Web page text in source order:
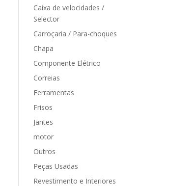
Caixa de velocidades /
Selector
Carroçaria / Para-choques
Chapa
Componente Elétrico
Correias
Ferramentas
Frisos
Jantes
motor
Outros
Peças Usadas
Revestimento e Interiores